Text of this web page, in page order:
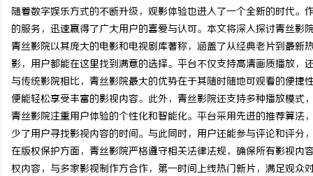
随着数字娱乐方式的不断升级，观影体验也进入了一个全新的时代
的服务，迅速赢得了广大用户的喜爱与认可。本文将深入探讨青丝
青丝影院以其庞大的电影和电视剧库著称，涵盖了从经典老片到最
影，用户都能在这里找到满意的选择。平台不仅支持高清画质播放，
与传统影院相比，青丝影院最大的优势在于其随时随地可观看的便
便能轻松享受丰富的影视内容。此外，青丝影院还支持多种播放模式
青丝影院注重用户体验的个性化和智能化。平台采用先进的推荐算
少了用户寻找影视内容的时间。与此同时，用户还能参与评论和评分
在版权保护方面，青丝影院严格遵守相关法律法规，确保所有影视
权内容，与多家影视制作方合作，第一时间上线热门新片，满足观众